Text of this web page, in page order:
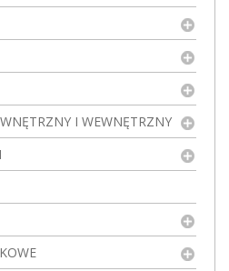
I WEWNĘTRZNY